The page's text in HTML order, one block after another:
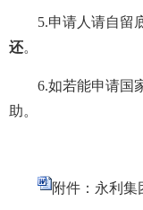
5.申请人请自留
还。
6.如若能申请国
助。
附件：永利集